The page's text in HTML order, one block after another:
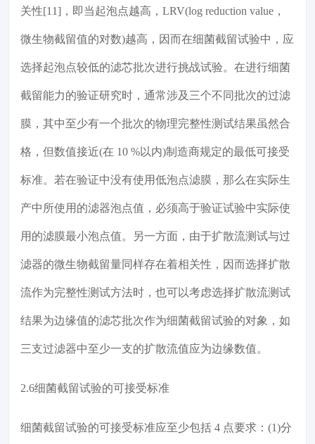
关性[11]，即当起泡点越高，LRV(log reduction value，
微生物截留值的对数)越高，因而在细菌截留试验中，应
选择起泡点较低的滤芯批次进行挑战试验。在进行细菌
截留能力的验证研究时，通常涉及三个不同批次的过滤
膜，其中至少有一个批次的物理完整性测试结果虽然合
格，但数值接近(在 10 %以内)制造商规定的最低可接受
标准。若在验证中没有使用低泡点滤膜，那么在实际生
产中所使用的滤器泡点值，必须高于验证试验中实际使
用的滤膜最小泡点值。另一方面，由于扩散流测试与过
滤器的微生物截留量同样存在着相关性，因而选择扩散
流作为完整性测试方法时，也可以考虑选择扩散流测试
结果为边缘值的滤芯批次作为细菌截留试验的对象，如
三支过滤器中至少一支的扩散流值应为边缘数值。
2.6细菌截留试验的可接受标准
细菌截留试验的可接受标准应至少包括 4 点要求：(1)分